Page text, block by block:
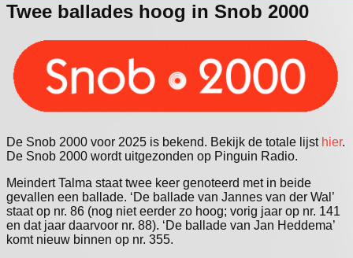
Twee ballades hoog in Snob 2000
De Snob 2000 voor 2025 is bekend. Bekijk de totale lijst hier.
De Snob 2000 wordt uitgezonden op Pinguin Radio.
Meindert Talma staat twee keer genoteerd met in beide
gevallen een ballade. ‘De ballade van Jannes van der Wal’
staat op nr. 86 (nog niet eerder zo hoog; vorig jaar op nr. 141
en dat jaar daarvoor nr. 88). ‘De ballade van Jan Heddema’
komt nieuw binnen op nr. 355.